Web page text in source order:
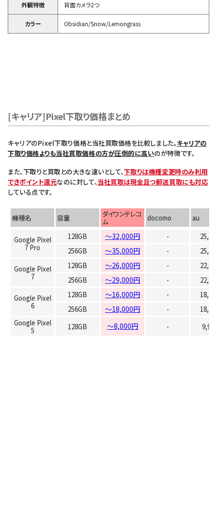
外観特徴 背面カメラ2つ
カラー Obsidian/Snow/Lemongrass
[キャリア]Pixel下取り価格まとめ
キャリアのPixel下取り価格と当社買取価格を比較しました。キャリアの
下取り価格よりも当社買取価格の方が圧倒的に高いのが特徴です。
また、下取りと買取との大きな違いとして、下取りは機種変更時のみ利用
できポイント還元なのに対して、当社買取は現金且つ郵送買取にも対応
している点です。
機種名 容量
ダイワンテレコ
ム
docomo au
Google Pixel
7 Pro
128GB ～32,000円 -
256GB
～35,000円 -
Google Pixel
7
128GB ～26,000円 -
256GB
～29,000円 -
Google Pixel
6
128GB ～16,000円 -
256GB
～18,000円 -
Google Pixel
5
128GB ～8,000円 -